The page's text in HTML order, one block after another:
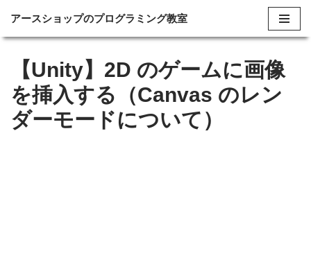
コ
ン
ツ
へ
アースショップのプログラミング教室
【Unity】2D のゲームに画像
を挿入する（Canvas のレン
ダーモードについて）